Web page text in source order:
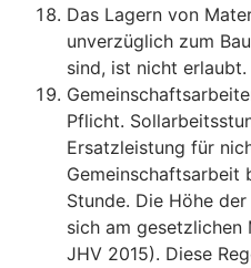
Das Lagern von
unverzüglich zum
sind, ist nicht erlaubt.
Pflicht.
Ersatzleistung für
Gemeinschaftsarbeit
Stunde. Die Höhe
sich am gesetzlichen
JHV 2015). Diese